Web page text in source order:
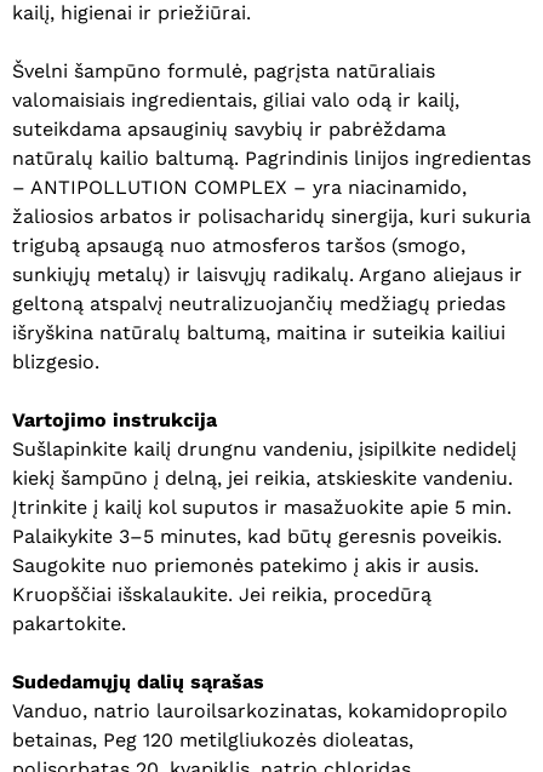
kailį, higienai ir priežiūrai.
Švelni šampūno formulė, pagrįsta natūraliais
valomaisiais ingredientais, giliai valo odą ir kailį,
suteikdama apsauginių savybių ir pabrėždama
natūralų kailio baltumą. Pagrindinis linijos ingredientas
– ANTIPOLLUTION COMPLEX – yra niacinamido,
žaliosios arbatos ir polisacharidų sinergija, kuri sukuria
trigubą apsaugą nuo atmosferos taršos (smogo,
sunkiųjų metalų) ir laisvųjų radikalų. Argano aliejaus ir
geltoną atspalvį neutralizuojančių medžiagų priedas
išryškina natūralų baltumą, maitina ir suteikia kailiui
blizgesio.
Vartojimo instrukcija
Sušlapinkite kailį drungnu vandeniu, įsipilkite nedidelį
kiekį šampūno į delną, jei reikia, atskieskite vandeniu.
Įtrinkite į kailį kol suputos ir masažuokite apie 5 min.
Palaikykite 3–5 minutes, kad būtų geresnis poveikis.
Saugokite nuo priemonės patekimo į akis ir ausis.
Kruopščiai išskalaukite. Jei reikia, procedūrą
pakartokite.
Sudedamųjų dalių sąrašas
Vanduo, natrio lauroilsarkozinatas, kokamidopropilo
betainas, Peg 120 metilgliukozės dioleatas,